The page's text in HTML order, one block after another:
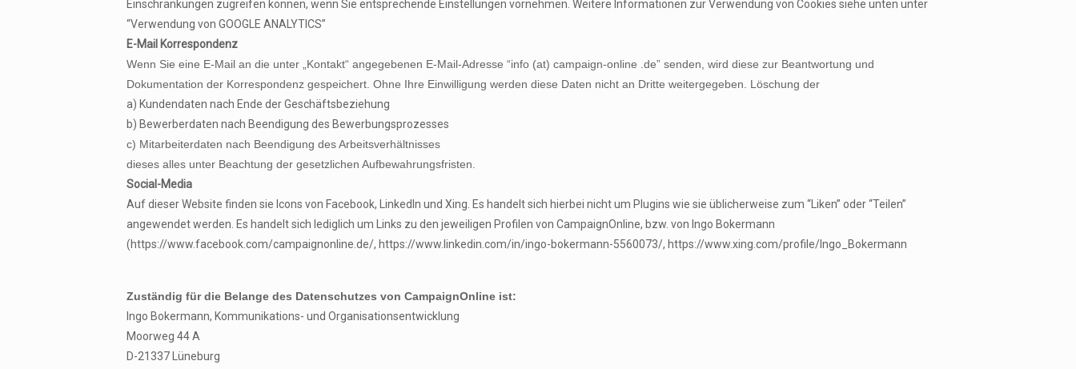
Einschränkungen zugreifen können, wenn Sie entsprechende Einstellungen vornehmen. Weitere Informationen zur Verwendung von Cookies siehe unten unter
“Verwendung von GOOGLE ANALYTICS”
E-Mail Korrespondenz
Wenn Sie eine E-Mail an die unter „Kontakt“ angegebenen E-Mail-Adresse “info (at) campaign-online .de” senden, wird diese zur Beantwortung und
Dokumentation der Korrespondenz gespeichert. Ohne Ihre Einwilligung werden diese Daten nicht an Dritte weitergegeben. Löschung der
a) Kundendaten nach Ende der Geschäftsbeziehung
b) Bewerberdaten nach Beendigung des Bewerbungsprozesses
c) Mitarbeiterdaten nach Beendigung des Arbeitsverhältnisses
dieses alles unter Beachtung der gesetzlichen Aufbewahrungsfristen.
Social-Media
Auf dieser Website finden sie Icons von Facebook, LinkedIn und Xing. Es handelt sich hierbei nicht um Plugins wie sie üblicherweise zum “Liken” oder “Teilen”
angewendet werden. Es handelt sich lediglich um Links zu den jeweiligen Profilen von CampaignOnline, bzw. von Ingo Bokermann
(https://www.facebook.com/campaignonline.de/, https://www.linkedin.com/in/ingo-bokermann-5560073/, https://www.xing.com/profile/Ingo_Bokermann
Zuständig für die Belange des Datenschutzes von CampaignOnline ist:
Ingo Bokermann, Kommunikations- und Organisationsentwicklung
Moorweg 44 A
D-21337 Lüneburg